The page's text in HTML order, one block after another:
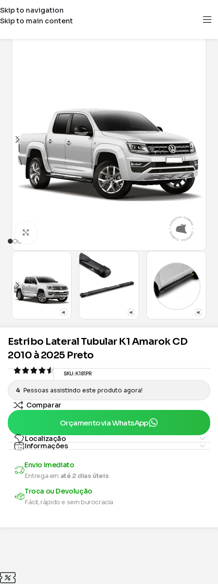
Skip to navigation
Skip to main content
Estribo Lateral Tubular K1 Amarok CD
2010 à 2025 Preto
SKU: K181PR
4 Pessoas assistindo este produto agora!
Comparar
Orçamento via WhatsApp
Localização
Informações
Envio Imediato
Entrega em até 2 dias úteis
Troca ou Devolução
Fácil, rápido e sem burocracia